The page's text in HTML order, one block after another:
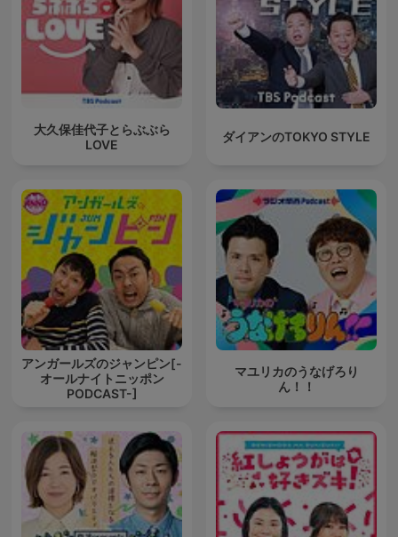
大久保佳代子とらぶぶら
LOVE
ダイアンのTOKYO STYLE
アンガールズのジャンピン[-
オールナイトニッポン
PODCAST-]
マユリカのうなげろり
ん！！